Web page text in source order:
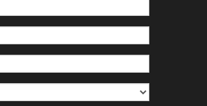
용을 방해하거나, 정보를 도용한 경우
동 또는 부정한 용도로 본 서비스를 이용할
전 승낙 없이 전재, 변조, 복사하여 이용하
제반 사항을 위반하며 신청하는 경우